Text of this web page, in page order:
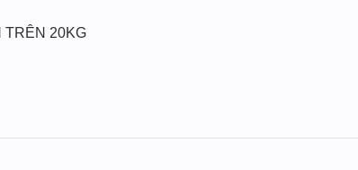
TRÊN 20KG